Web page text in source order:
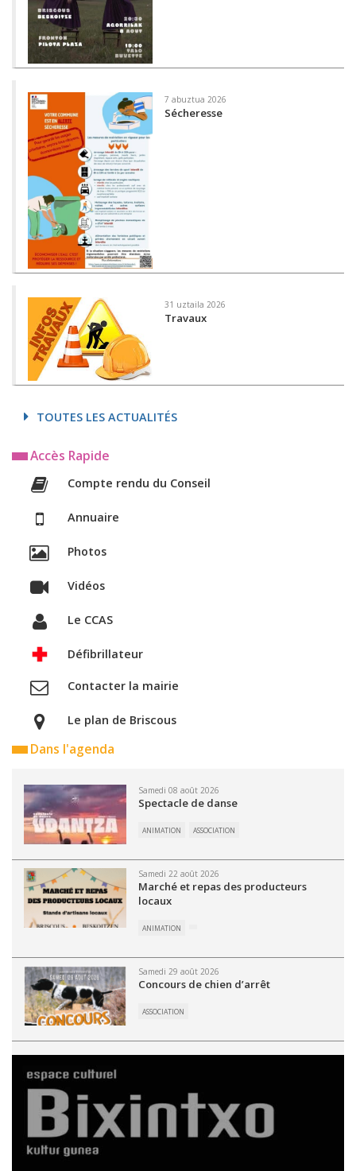
7 abuztua 2026
Sécheresse
31 uztaila 2026
Travaux
TOUTES LES ACTUALITÉS
Accès Rapide
Compte rendu du Conseil
Annuaire
Photos
Vidéos
Le CCAS
Défibrillateur
Contacter la mairie
Le plan de Briscous
Dans l'agenda
Samedi 08 août 2026
Spectacle de danse
ANIMATION ASSOCIATION
Samedi 22 août 2026
Marché et repas des producteurs
locaux
ANIMATION
Samedi 29 août 2026
Concours de chien d’arrêt
ASSOCIATION